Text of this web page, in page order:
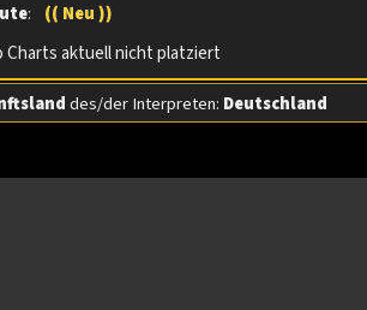
:
(( Neu ))
Charts aktuell nicht platziert
des/der Interpreten: Deutschland